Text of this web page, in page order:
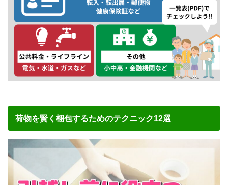
荷物を賢く梱包するためのテクニック12選